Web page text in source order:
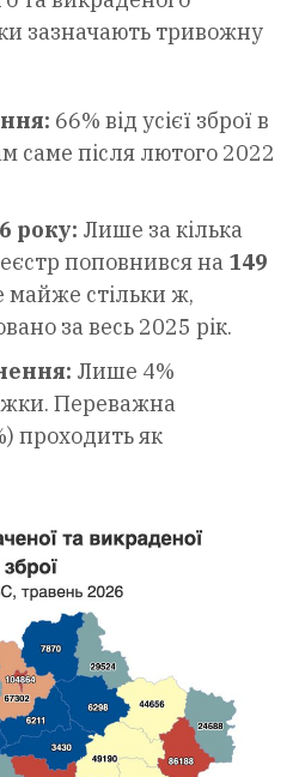
зазначають тривожну
66% від усієї зброї в
саме після лютого 2022
року: Лише за кілька
поповнився на 149
майже стільки ж,
за весь 2025 рік.
Лише 4%
Переважна
проходить як